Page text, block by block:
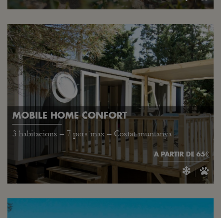
MOBILE HOME CONFORT
3 habitacions – 7 pers max – Costat muntanya
A PARTIR DE 65€
|